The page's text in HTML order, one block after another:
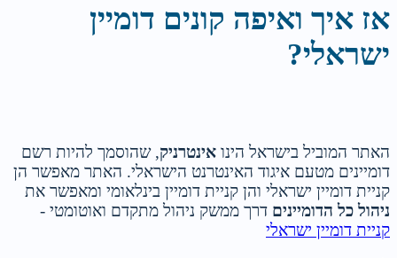
אז איך ואיפה קונים דומיין
ישראלי?
האתר המוביל בישראל הינו אינטרניק, שהוסמך להיות רשם
דומיינים מטעם איגוד האינטרנט הישראלי. האתר מאפשר הן
קניית דומיין ישראלי והן קניית דומיין בינלאומי ומאפשר את
ניהול כל הדומיינים דרך ממשק ניהול מתקדם ואוטומטי -
קניית דומיין ישראלי